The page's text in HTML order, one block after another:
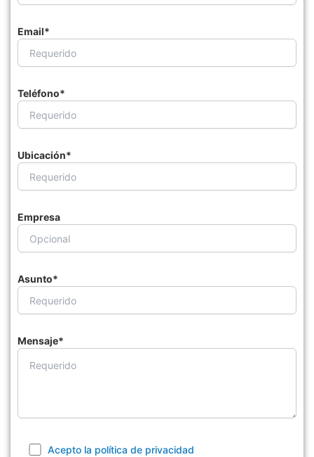
Email*
Teléfono*
Ubicación*
Empresa
Asunto*
Mensaje*
Acepto la política de privacidad